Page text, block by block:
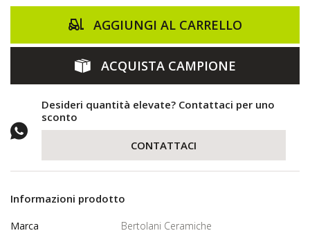
AGGIUNGI AL CARRELLO
ACQUISTA CAMPIONE
Desideri quantità elevate? Contattaci per uno
sconto
CONTATTACI
Informazioni prodotto
Marca
Bertolani Ceramiche